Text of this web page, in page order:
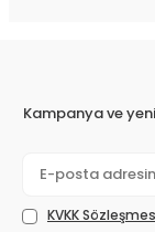
Kampanya ve
KVKK